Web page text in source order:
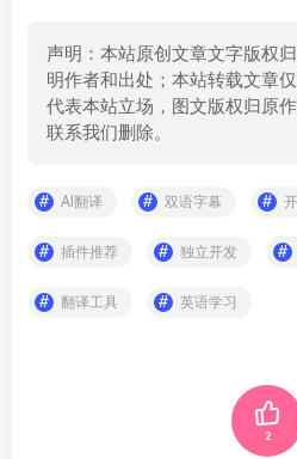
声明：本站原创文章文字版权
明作者和出处；本站转载文章
代表本站立场，图文版权归原
联系我们删除。
AI翻译 双语字幕
插件推荐 独立开发
翻译工具 英语学习
2